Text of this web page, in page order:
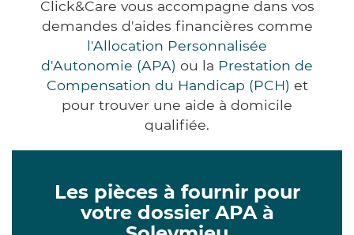
Click&Care vous accompagne dans vos
demandes d'aides financières comme
l'Allocation Personnalisée
d'Autonomie (APA) ou la Prestation de
Compensation du Handicap (PCH) et
pour trouver une aide à domicile
qualifiée.
Les pièces à fournir pour
votre dossier APA à